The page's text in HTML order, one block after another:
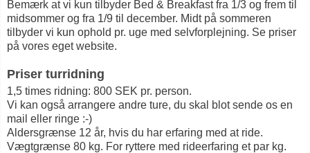
Bemærk at vi kun tilbyder Bed & Breakfast fra 1/3 og frem til
midsommer og fra 1/9 til december. Midt på sommeren
tilbyder vi kun ophold pr. uge med selvforplejning. Se priser
på vores eget website.
Priser turridning
1,5 times ridning: 800 SEK pr. person.
Vi kan også arrangere andre ture, du skal blot sende os en
mail eller ringe :-)
Aldersgrænse 12 år, hvis du har erfaring med at ride.
Vægtgrænse 80 kg. For ryttere med rideerfaring et par kg.